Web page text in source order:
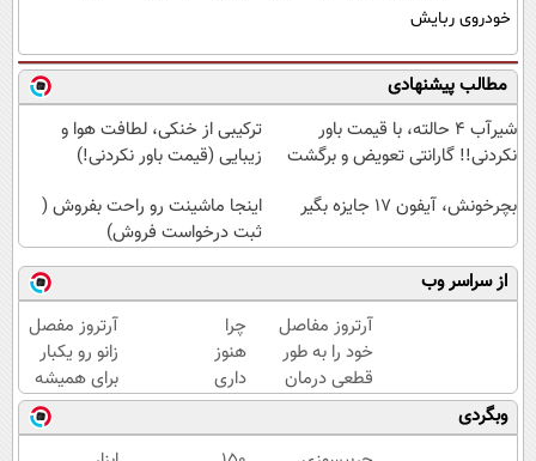
خودروی ربایش
مطالب پیشنهادی
شیر‌آب ۴ حالته، با قیمت باور
نکردنی!! گارانتی تعویض و برگشت
ترکیبی از خنکی، لطافت هوا و
زیبایی (قیمت باور نکردنی!)
بچرخونش، آیفون 17 جایزه بگیر
اینجا ماشینت رو راحت بفروش (
ثبت درخواست فروش)
از سراسر وب
آرتروز مفاصل
خود را به طور
قطعی درمان
کنید!
◗پرسش‌نامه◖
چرا
هنوز
داری
با درد
راه
آرتروز مفصل
زانو رو یکبار
برای همیشه
درمان کن!
◗پرسش‌نامه◖
وبگردی